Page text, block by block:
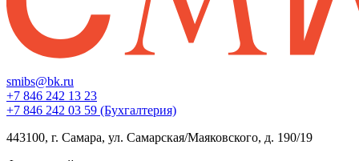
smibs@bk.ru
+7 846 242 13 23
+7 846 242 03 59 (Бухгалтерия)
443100, г. Самара, ул. Самарская/Маяковского, д. 190/19